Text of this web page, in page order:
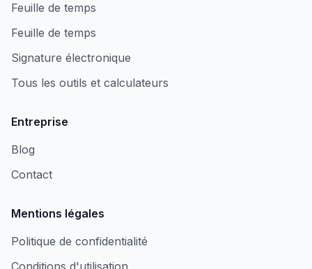
Feuille de temps
Feuille de temps
Signature électronique
Tous les outils et calculateurs
Entreprise
Blog
Contact
Mentions légales
Politique de confidentialité
Conditions d'utilisation